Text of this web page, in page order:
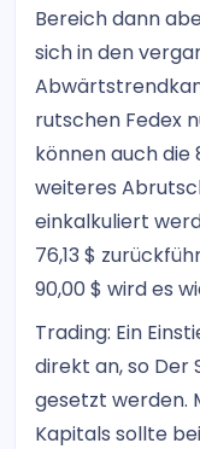
Bereich dann
sich in den
rutschen Fedex
können auch die
weiteres
einkalkuliert
76,13 $
90,00 $ wird es
Trading: Ein
direkt an, so Der
gesetzt werden.
Kapitals sollte